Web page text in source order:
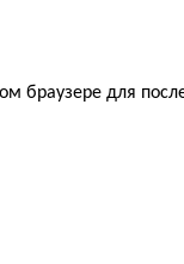
браузере для